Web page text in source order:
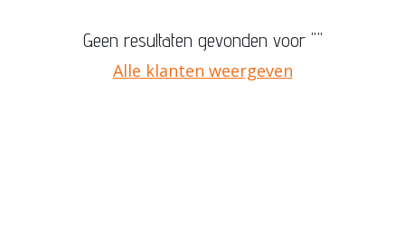
Geen resultaten gevonden voor ""
Alle klanten weergeven